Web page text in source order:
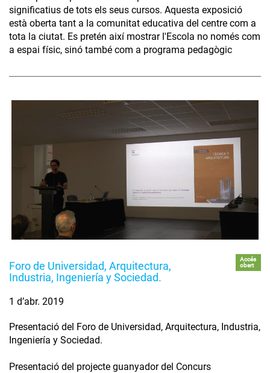
significatius de tots els seus cursos. Aquesta exposició
està oberta tant a la comunitat educativa del centre com a
tota la ciutat. Es pretén així mostrar l'Escola no només com
a espai físic, sinó també com a programa pedagògic
Foro de Universidad, Arquitectura,
Industria, Ingeniería y Sociedad.
Accés
obert
1 d’abr. 2019
Presentació del Foro de Universidad, Arquitectura, Industria,
Ingeniería y Sociedad.
Presentació del projecte guanyador del Concurs